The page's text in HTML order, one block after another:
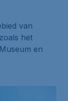
van
het
en